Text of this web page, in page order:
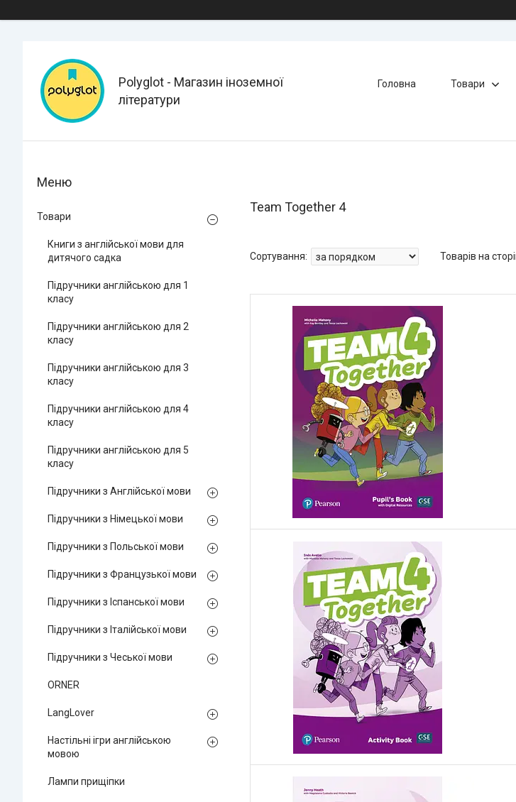
Polyglot - Магазин іноземної
літератури
Головна Товари
Team Together 4
Товари
Книги з англійської мови для
дитячого садка
Підручники англійською для 1
класу
Підручники англійською для 2
класу
Підручники англійською для 3
класу
Підручники англійською для 4
класу
Підручники англійською для 5
класу
Підручники з Англійської мови
Підручники з Німецької мови
Підручники з Польської мови
Підручники з Французької мови
Підручники з Іспанської мови
Підручники з Італійської мови
Підручники з Чеської мови
ORNER
LangLover
Настільні ігри англійською
мовою
Лампи прищіпки